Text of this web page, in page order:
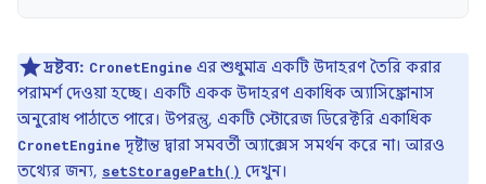
দ্রষ্টব্য: CronetEngine এর শুধুমাত্র একটি উদাহরণ তৈরি করার
পরামর্শ দেওয়া হচ্ছে। একটি একক উদাহরণ একাধিক অ্যাসিঙ্ক্রোনাস
অনুরোধ পাঠাতে পারে। উপরন্তু, একটি স্টোরেজ ডিরেক্টরি একাধিক
CronetEngine দৃষ্টান্ত দ্বারা সমবর্তী অ্যাক্সেস সমর্থন করে না। আরও
তথ্যের জন্য, setStoragePath() দেখুন।